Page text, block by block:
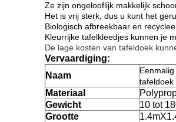
Ze zijn ongelooflijk makkelijk
Het is vrij sterk, dus u kunt het
Biologisch afbreekbaar en
Kleurrijke tafelkleedjes kunnen je
De lage kosten van tafeldoek
Vervaardiging:
Naam
tafeldoek
Materiaal
Gewicht
10 tot
Grootte